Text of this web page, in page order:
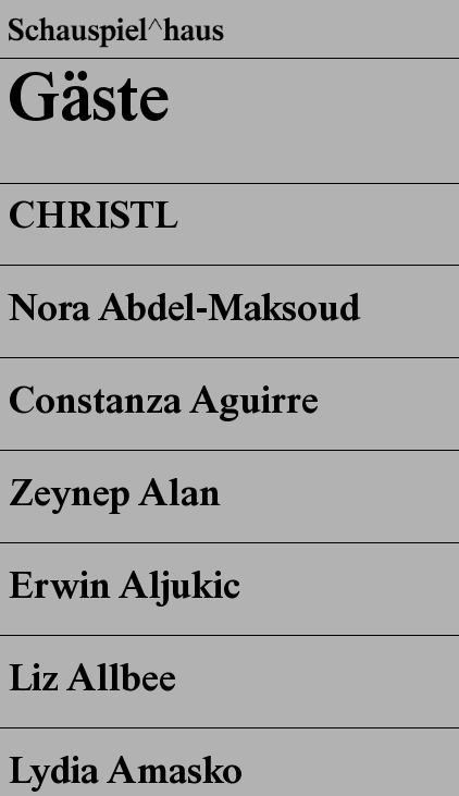
Gäste
CHRISTL
Nora Abdel-Maksoud
Constanza Aguirre
Zeynep Alan
Erwin Aljukic
Liz Allbee
Lydia Amasko